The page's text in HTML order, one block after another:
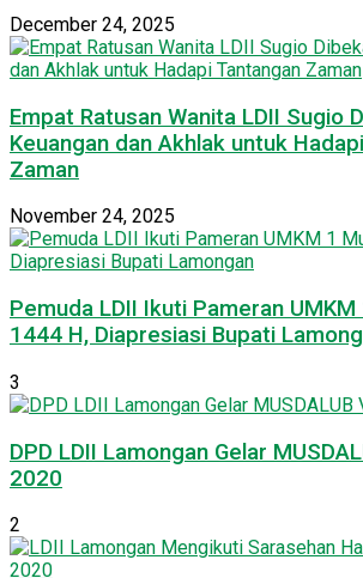
December 24, 2025
Empat Ratusan Wanita LDII Sugio
Keuangan dan Akhlak untuk
Zaman
November 24, 2025
Pemuda LDII Ikuti Pameran
1444 H, Diapresiasi Bupati
3
DPD LDII Lamongan Gelar
2020
2